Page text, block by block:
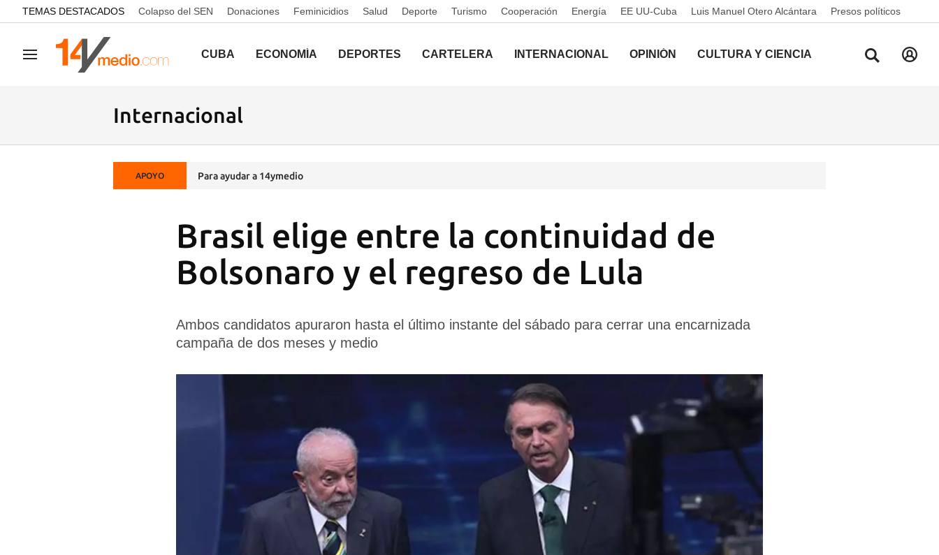
common.go-to-content
TEMAS DESTACADOS Colapso del SEN Donaciones Feminicidios Salud Deporte Turismo Cooperación Energía EE UU-Cuba Luis Manuel Otero Alcántara Presos políticos
Navegación CUBA ECONOMÍA DEPORTES CARTELERA INTERNACIONAL OPINIÓN CULTURA Y CIENCIA
Internacional
APOYO Para ayudar a 14ymedio
Brasil elige entre la continuidad de
Bolsonaro y el regreso de Lula
Ambos candidatos apuraron hasta el último instante del sábado para cerrar una encarnizada
campaña de dos meses y medio